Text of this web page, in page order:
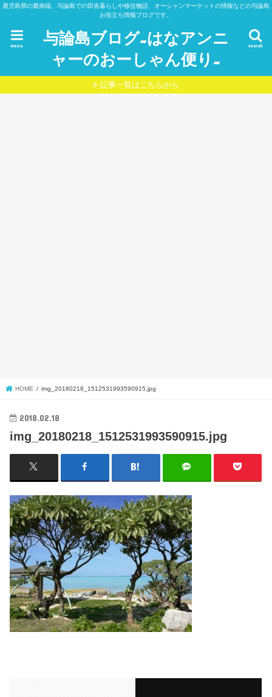
鹿児島県の最南端、与論島での田舎暮らしや移住物語、オーシャンマーケットの情報などの与論島
お役立ち情報ブログです。
与論島ブログ~はなアンニ
ャーのおーしゃん便り~
search
menu
記事一覧はこちらから
HOME img_20180218_1512531993590915.jpg
2018.02.18
img_20180218_1512531993590915.jpg